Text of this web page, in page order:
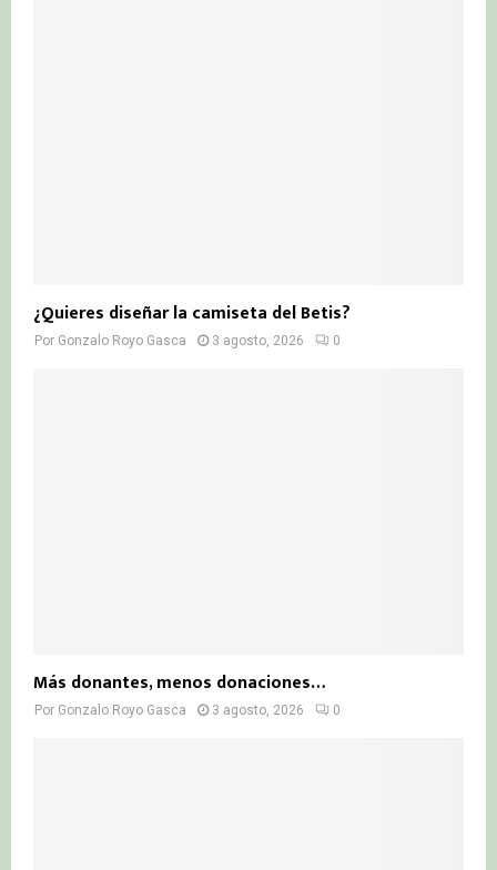
¿Quieres diseñar la camiseta del Betis?
Por Gonzalo Royo Gasca 3 agosto, 2026 0
Más donantes, menos donaciones…
Por Gonzalo Royo Gasca 3 agosto, 2026 0